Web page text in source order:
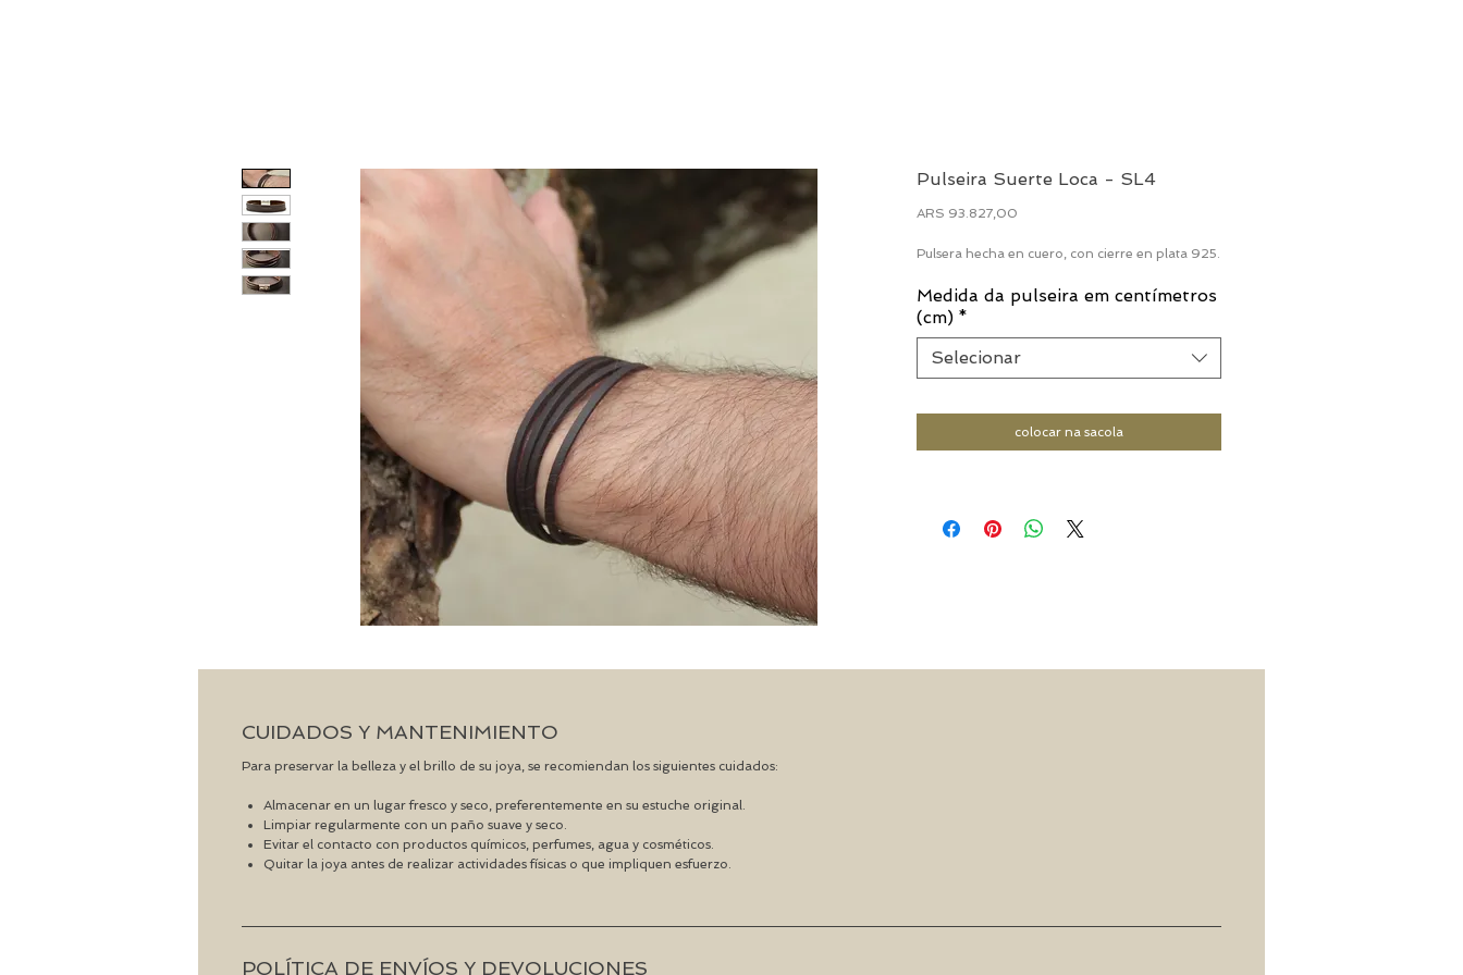
Pulseira Suerte Loca - SL4
ARS 93.827,00
Pulsera hecha en cuero, con cierre en plata 925.
Medida da pulseira em centímetros
(cm) *
Selecionar
colocar na sacola
CUIDADOS Y MANTENIMIENTO
Para preservar la belleza y el brillo de su joya, se recomiendan los siguientes cuidados:
Almacenar en un lugar fresco y seco, preferentemente en su estuche original.
Limpiar regularmente con un paño suave y seco.
Evitar el contacto con productos químicos, perfumes, agua y cosméticos.
Quitar la joya antes de realizar actividades físicas o que impliquen esfuerzo.
POLÍTICA DE ENVÍOS Y DEVOLUCIONES